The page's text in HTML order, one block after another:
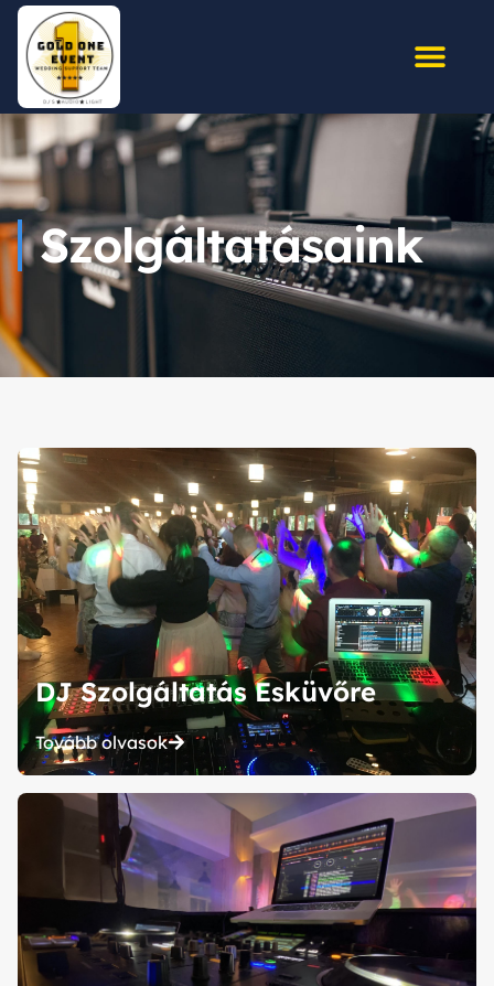
Szolgáltatásaink
DJ Szolgáltatás Esküvőre
Tovább olvasok